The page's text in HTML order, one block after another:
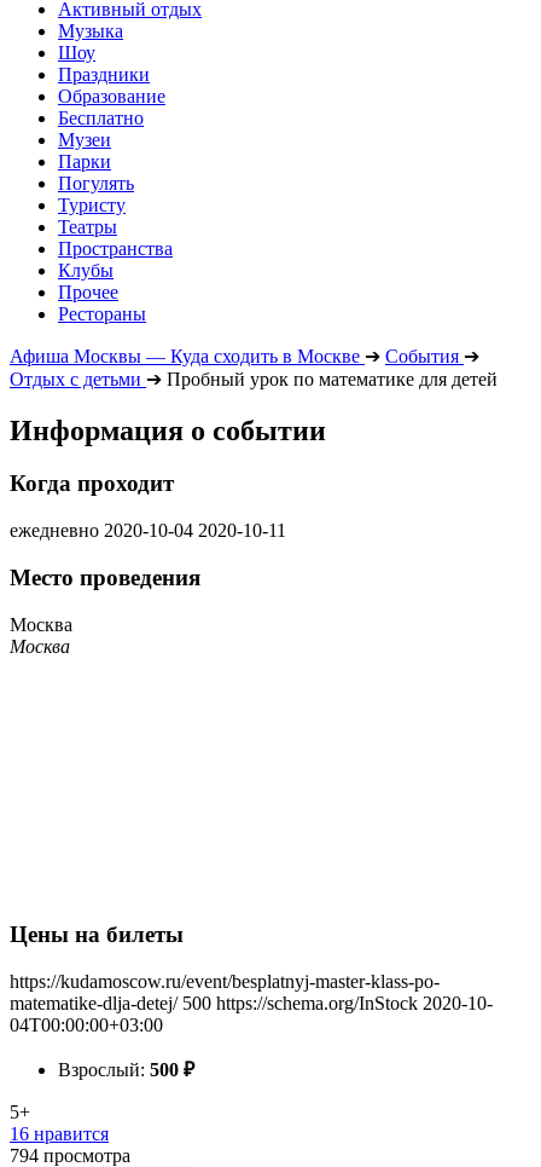
Активный отдых
Музыка
Шоу
Праздники
Образование
Бесплатно
Музеи
Парки
Погулять
Туристу
Театры
Пространства
Клубы
Прочее
Рестораны
Афиша Москвы — Куда сходить в Москве ➔ События ➔
Отдых с детьми ➔ Пробный урок по математике для детей
Информация о событии
Когда проходит
ежедневно 2020-10-04 2020-10-11
Место проведения
Москва
Москва
Цены на билеты
https://kudamoscow.ru/event/besplatnyj-master-klass-po-
matematike-dlja-detej/ 500 https://schema.org/InStock 2020-10-
04T00:00:00+03:00
Взрослый: 500 ₽
5+
16 нравится
794 просмотра